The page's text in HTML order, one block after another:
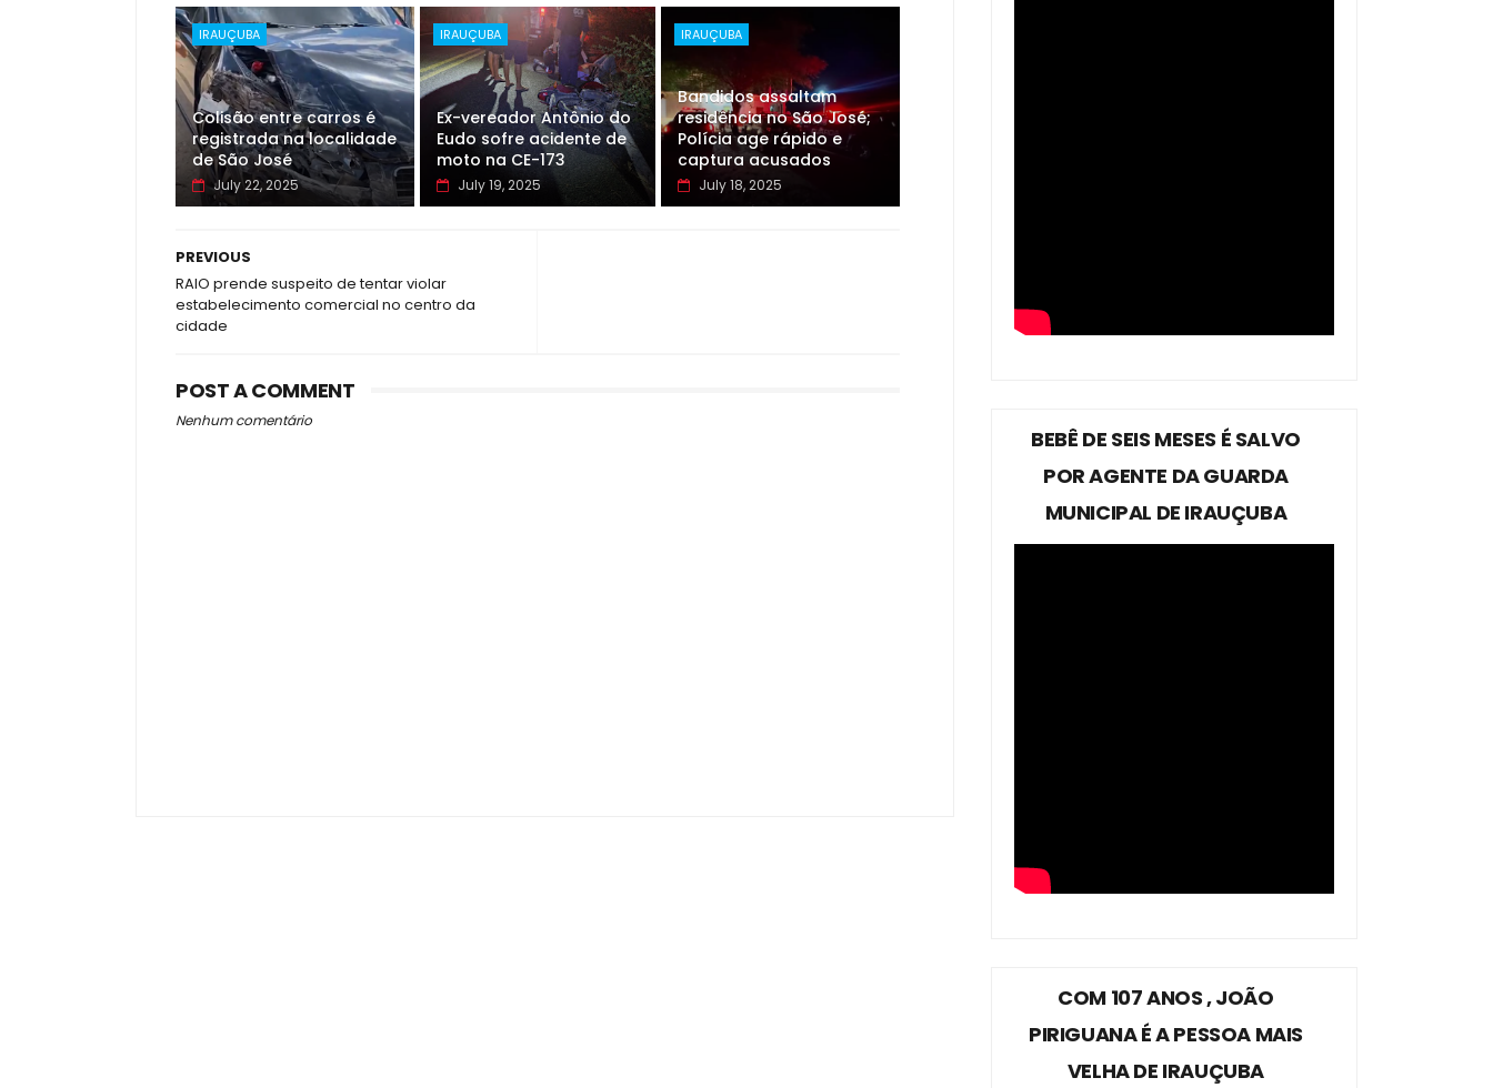
IRAUÇUBA
Colisão entre carros é
registrada na localidade
de São José
July 22, 2025
IRAUÇUBA
Ex-vereador Antônio do
Eudo sofre acidente de
moto na CE-173
July 19, 2025
IRAUÇUBA
Bandidos assaltam
residência no São José;
Polícia age rápido e
captura acusados
July 18, 2025
PREVIOUS
RAIO prende suspeito de tentar violar
estabelecimento comercial no centro da
cidade
POST A COMMENT
Nenhum comentário
BEBÊ DE SEIS MESES É SALVO
POR AGENTE DA GUARDA
MUNICIPAL DE IRAUÇUBA
COM 107 ANOS , JOÃO
PIRIGUANA É A PESSOA MAIS
VELHA DE IRAUÇUBA